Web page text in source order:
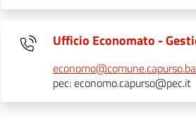
Ufficio Economato -
pec: economo.capurso@pec.it